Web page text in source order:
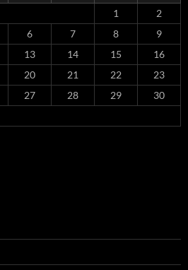
1
2
6 7 8
9
13 14 15
16
20 21 22
23
27 28 29
30